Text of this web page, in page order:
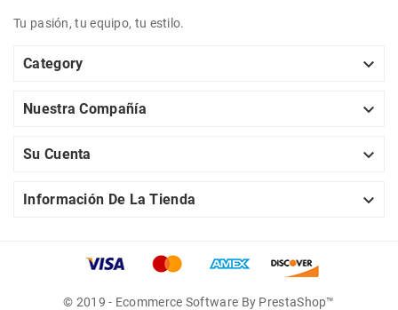
Tu pasión, tu equipo, tu estilo.
Category 
Nuestra Compañía 
Su Cuenta 
Información De La Tienda 
© 2019 - Ecommerce Software By PrestaShop™